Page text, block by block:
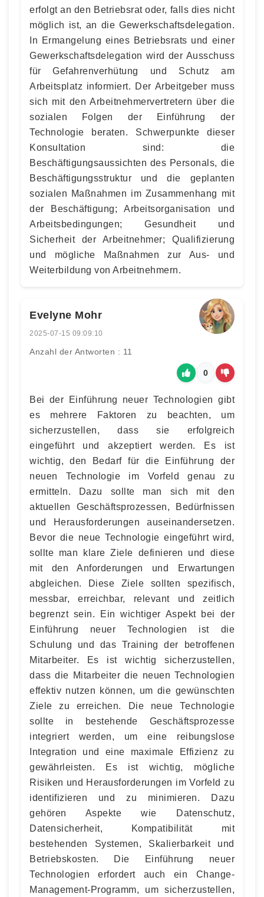
erfolgt an den Betriebsrat oder, falls dies nicht
möglich ist, an die Gewerkschaftsdelegation.
In Ermangelung eines Betriebsrats und einer
Gewerkschaftsdelegation wird der Ausschuss
für Gefahrenverhütung und Schutz am
Arbeitsplatz informiert. Der Arbeitgeber muss
sich mit den Arbeitnehmervertretern über die
sozialen Folgen der Einführung der
Technologie beraten. Schwerpunkte dieser
Konsultation sind: die
Beschäftigungsaussichten des Personals, die
Beschäftigungsstruktur und die geplanten
sozialen Maßnahmen im Zusammenhang mit
der Beschäftigung; Arbeitsorganisation und
Arbeitsbedingungen; Gesundheit und
Sicherheit der Arbeitnehmer; Qualifizierung
und mögliche Maßnahmen zur Aus- und
Weiterbildung von Arbeitnehmern.
Evelyne Mohr
2025-07-15 09:09:10
Anzahl der Antworten : 11
0
Bei der Einführung neuer Technologien gibt
es mehrere Faktoren zu beachten, um
sicherzustellen, dass sie erfolgreich
eingeführt und akzeptiert werden. Es ist
wichtig, den Bedarf für die Einführung der
neuen Technologie im Vorfeld genau zu
ermitteln. Dazu sollte man sich mit den
aktuellen Geschäftsprozessen, Bedürfnissen
und Herausforderungen auseinandersetzen.
Bevor die neue Technologie eingeführt wird,
sollte man klare Ziele definieren und diese
mit den Anforderungen und Erwartungen
abgleichen. Diese Ziele sollten spezifisch,
messbar, erreichbar, relevant und zeitlich
begrenzt sein. Ein wichtiger Aspekt bei der
Einführung neuer Technologien ist die
Schulung und das Training der betroffenen
Mitarbeiter. Es ist wichtig sicherzustellen,
dass die Mitarbeiter die neuen Technologien
effektiv nutzen können, um die gewünschten
Ziele zu erreichen. Die neue Technologie
sollte in bestehende Geschäftsprozesse
integriert werden, um eine reibungslose
Integration und eine maximale Effizienz zu
gewährleisten. Es ist wichtig, mögliche
Risiken und Herausforderungen im Vorfeld zu
identifizieren und zu minimieren. Dazu
gehören Aspekte wie Datenschutz,
Datensicherheit, Kompatibilität mit
bestehenden Systemen, Skalierbarkeit und
Betriebskosten. Die Einführung neuer
Technologien erfordert auch ein Change-
Management-Programm, um sicherzustellen,